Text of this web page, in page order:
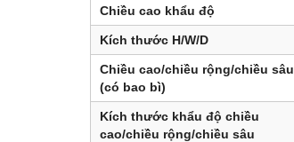
Chiều cao khẩu độ
Kích thước H/W/D
Chiều cao/chiều rộng/chiều sâu
(có bao bì)
Kích thước khẩu độ chiều
cao/chiều rộng/chiều sâu